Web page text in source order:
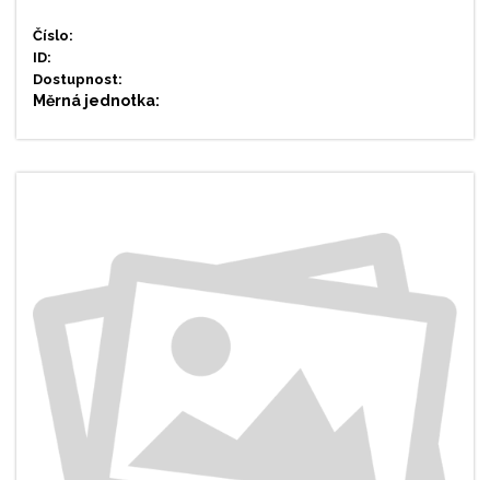
Číslo:
ID:
Dostupnost:
Měrná jednotka: